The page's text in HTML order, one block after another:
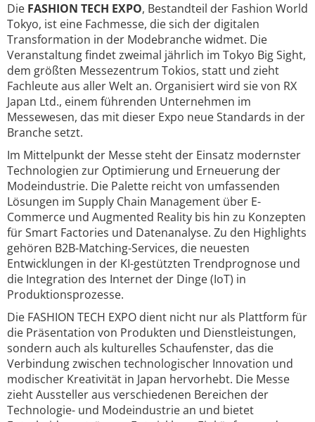
Die FASHION TECH EXPO, Bestandteil der Fashion World
Tokyo, ist eine Fachmesse, die sich der digitalen
Transformation in der Modebranche widmet. Die
Veranstaltung findet zweimal jährlich im Tokyo Big Sight,
dem größten Messezentrum Tokios, statt und zieht
Fachleute aus aller Welt an. Organisiert wird sie von RX
Japan Ltd., einem führenden Unternehmen im
Messewesen, das mit dieser Expo neue Standards in der
Branche setzt.
Im Mittelpunkt der Messe steht der Einsatz modernster
Technologien zur Optimierung und Erneuerung der
Modeindustrie. Die Palette reicht von umfassenden
Lösungen im Supply Chain Management über E-
Commerce und Augmented Reality bis hin zu Konzepten
für Smart Factories und Datenanalyse. Zu den Highlights
gehören B2B-Matching-Services, die neuesten
Entwicklungen in der KI-gestützten Trendprognose und
die Integration des Internet der Dinge (IoT) in
Produktionsprozesse.
Die FASHION TECH EXPO dient nicht nur als Plattform für
die Präsentation von Produkten und Dienstleistungen,
sondern auch als kulturelles Schaufenster, das die
Verbindung zwischen technologischer Innovation und
modischer Kreativität in Japan hervorhebt. Die Messe
zieht Aussteller aus verschiedenen Bereichen der
Technologie- und Modeindustrie an und bietet